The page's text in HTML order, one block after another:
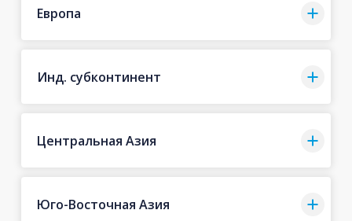
Европа
Инд. субконтинент
Центральная Азия
Юго-Восточная Азия